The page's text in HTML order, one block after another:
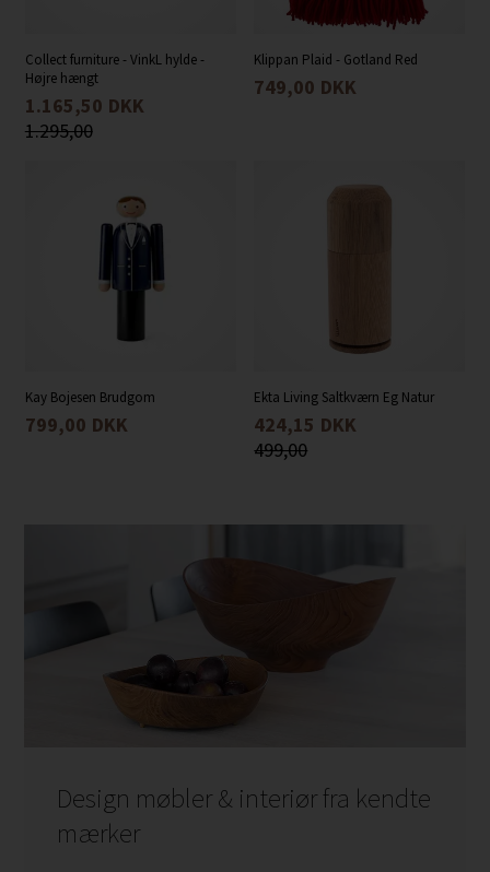
Collect furniture - VinkL hylde -
Højre hængt
1.165,50 DKK
1.295,00
Klippan Plaid - Gotland Red
749,00 DKK
Kay Bojesen Brudgom
799,00 DKK
Ekta Living Saltkværn Eg Natur
424,15 DKK
499,00
Design møbler & interiør fra kendte
mærker